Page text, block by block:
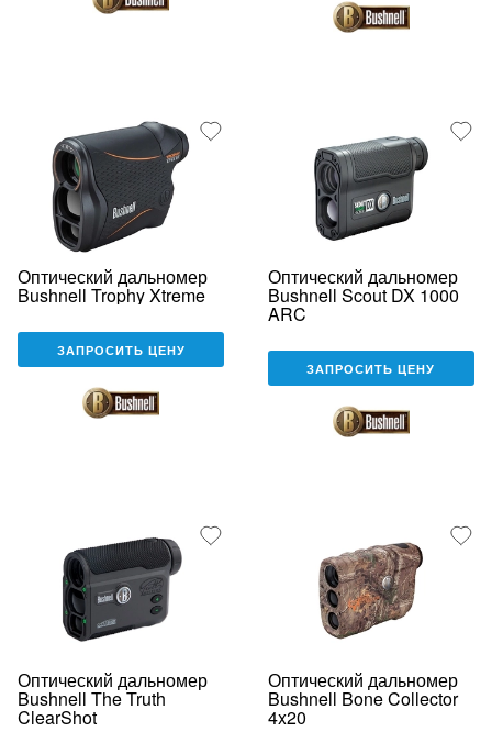
Оптический дальномер
Bushnell Trophy Xtreme
ЗАПРОСИТЬ ЦЕНУ
Оптический дальномер
Bushnell Scout DX 1000
ARC
ЗАПРОСИТЬ ЦЕНУ
Оптический дальномер
Bushnell The Truth
ClearShot
Оптический дальномер
Bushnell Bone Collector
4x20